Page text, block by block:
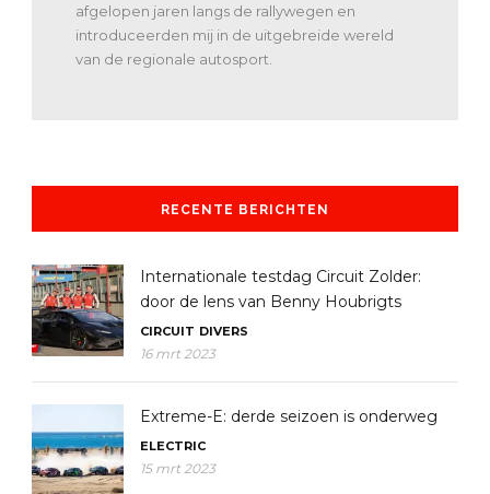
afgelopen jaren langs de rallywegen en
introduceerden mij in de uitgebreide wereld
van de regionale autosport.
RECENTE BERICHTEN
Internationale testdag Circuit Zolder:
door de lens van Benny Houbrigts
CIRCUIT DIVERS
16 mrt 2023
Extreme-E: derde seizoen is onderweg
ELECTRIC
15 mrt 2023